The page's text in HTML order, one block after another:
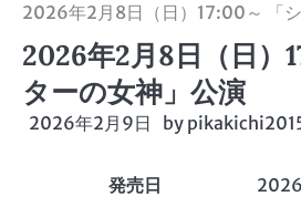
2026年2月8日（日）17:00～ 「
2026年2月8日（日）
ターの女神」公演
2026年2月9日 by
発売日